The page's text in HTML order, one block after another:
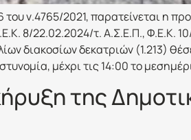
ν.4765/2021, παρατείνεται η
8/22.02.2024/τ. Α.Σ.Ε.Π., Φ.Ε.Κ.
διακοσίων δεκατριών (1.213)
μέχρι τις 14:00 το
της